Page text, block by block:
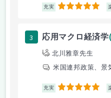
充実 5
3 応用マクロ経済学
北川雅章先生
米国連邦政策、景
充実 5